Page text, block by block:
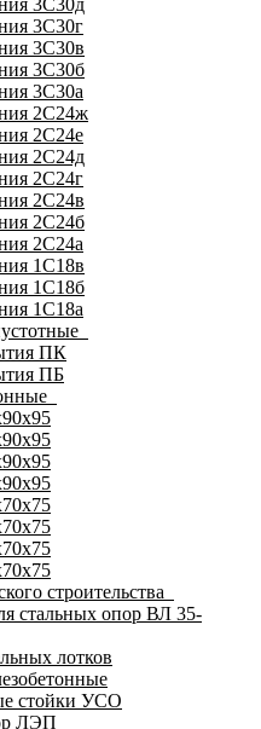
3С30д
3С30г
3С30в
3С30б
3С30а
2С24ж
2С24е
2С24д
2С24г
2С24в
2С24б
2С24а
1С18в
1С18б
1С18а
ПК
ПБ
строительства
стальных опор ВЛ 35-
лотков
стойки УСО
ЛЭП